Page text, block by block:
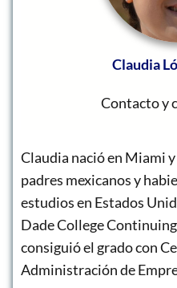
Claudia
Contacto y
Claudia nació en Miami
padres mexicanos y
estudios en Estados
Dade College
consiguió el grado con
Administración de